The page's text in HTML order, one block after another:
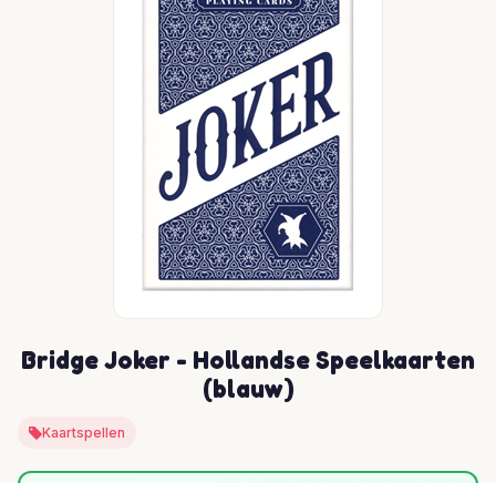
Bridge Joker - Hollandse Speelkaarten
(blauw)
Kaartspellen